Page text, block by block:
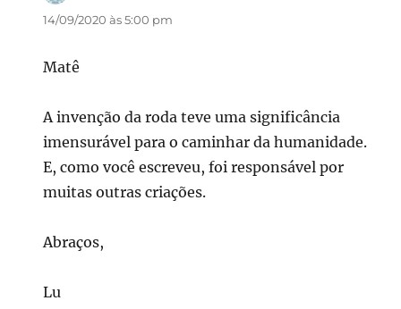
14/09/2020 às 5:00 pm
Matê
A invenção da roda teve uma significância
imensurável para o caminhar da humanidade.
E, como você escreveu, foi responsável por
muitas outras criações.
Abraços,
Lu